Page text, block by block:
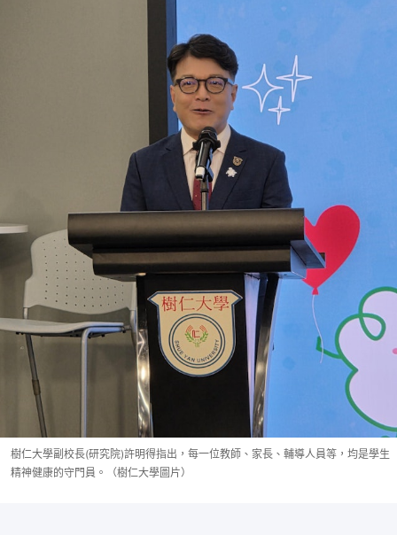
樹仁大學副校長(研究院)許明得指出，每一位教師、家長、輔導人員等，均是學生
精神健康的守門員。（樹仁大學圖片）